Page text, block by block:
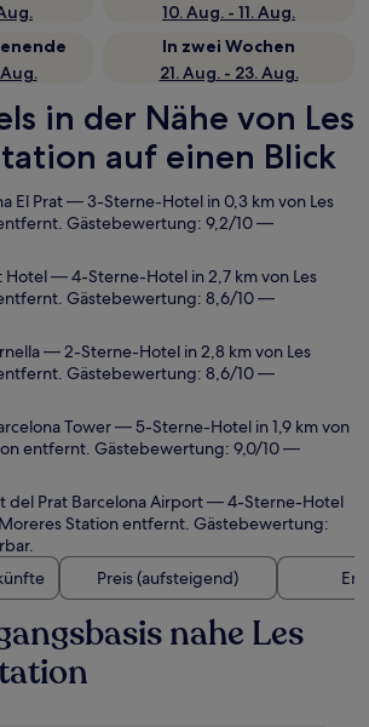
10. Aug. - 11. Aug.
In zwei Wochen
21. Aug. - 23. Aug.
in der Nähe von Les
auf einen Blick
El Prat— 3-Sterne-Hotel in 0,3 km von Les
Gästebewertung: 9,2/10 —
Hotel— 4-Sterne-Hotel in 2,7 km von Les
Gästebewertung: 8,6/10 —
— 2-Sterne-Hotel in 2,8 km von Les
Gästebewertung: 8,6/10 —
Tower— 5-Sterne-Hotel in 1,9 km von
entfernt. Gästebewertung: 9,0/10 —
del Prat Barcelona Airport— 4-Sterne-Hotel
Moreres Station entfernt. Gästebewertung:
Preis (aufsteigend)
nahe Les